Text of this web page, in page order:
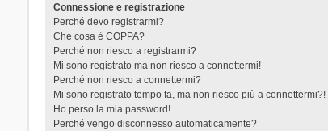
Connessione e registrazione
Perché devo registrarmi?
Che cosa è COPPA?
Perché non riesco a registrarmi?
Mi sono registrato ma non riesco a connettermi!
Perché non riesco a connettermi?
Mi sono registrato tempo fa, ma non riesco più a connettermi?!
Ho perso la mia password!
Perché vengo disconnesso automaticamente?